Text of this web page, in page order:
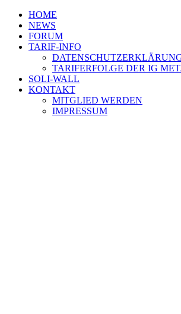
HOME
NEWS
FORUM
TARIF-INFO
TARIFERFOLGE DER IG
SOLI-WALL
KONTAKT
MITGLIED WERDEN
IMPRESSUM